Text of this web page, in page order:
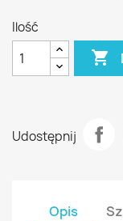
Ilość

Udostępnij
Opis